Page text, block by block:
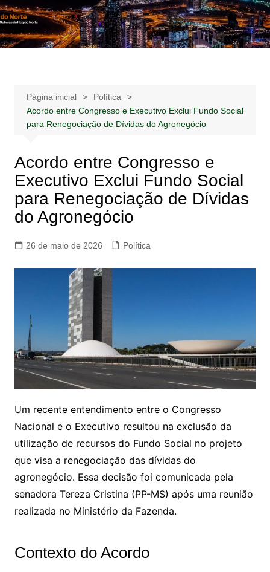
Ir
para
o
Notícias –
Publicidades –
Notícias – Publicidades – Anúncios
Página inicial
Política
Acordo entre Congresso e Executivo Exclui Fundo Social
para Renegociação de Dívidas do Agronegócio
Acordo entre Congresso e
Executivo Exclui Fundo Social
para Renegociação de Dívidas
do Agronegócio
26 de maio de 2026 Política
Um recente entendimento entre o Congresso
Nacional e o Executivo resultou na exclusão da
utilização de recursos do Fundo Social no projeto
que visa a renegociação das dívidas do
agronegócio. Essa decisão foi comunicada pela
senadora Tereza Cristina (PP-MS) após uma reunião
realizada no Ministério da Fazenda.
Contexto do Acordo